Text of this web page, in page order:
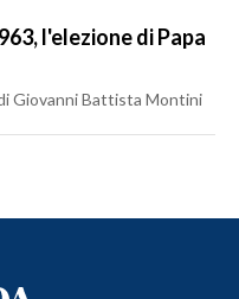
l'elezione di Papa
Giovanni Battista Montini